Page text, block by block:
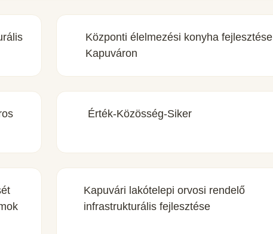
Központi élelmezési konyha fejlesztése
Kapuváron
Érték-Közösség-Siker
Kapuvári lakótelepi orvosi rendelő
infrastrukturális fejlesztése